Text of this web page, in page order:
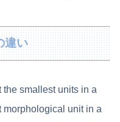
違い
smallest units in a
morphological unit in a